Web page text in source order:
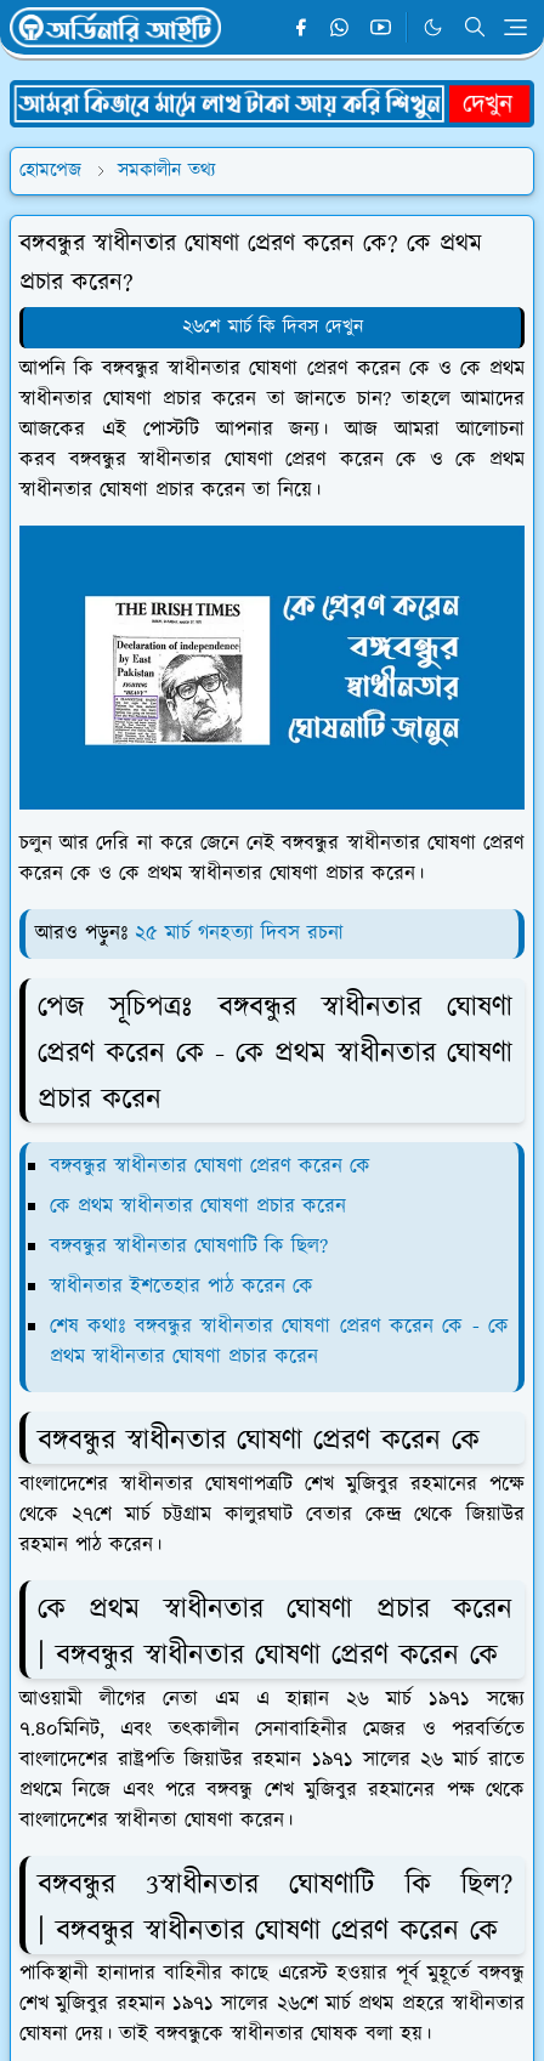
হোমপেজ সমকালীন তথ্য
বঙ্গবন্ধুর স্বাধীনতার ঘোষণা প্রেরণ করেন কে? কে প্রথম
প্রচার করেন?
২৬শে মার্চ কি দিবস দেখুন
আপনি কি বঙ্গবন্ধুর স্বাধীনতার ঘোষণা প্রেরণ করেন কে ও কে প্রথম
স্বাধীনতার ঘোষণা প্রচার করেন তা জানতে চান? তাহলে আমাদের
আজকের এই পোস্টটি আপনার জন্য। আজ আমরা আলোচনা
করব বঙ্গবন্ধুর স্বাধীনতার ঘোষণা প্রেরণ করেন কে ও কে প্রথম
স্বাধীনতার ঘোষণা প্রচার করেন তা নিয়ে।
চলুন আর দেরি না করে জেনে নেই বঙ্গবন্ধুর স্বাধীনতার ঘোষণা প্রেরণ
করেন কে ও কে প্রথম স্বাধীনতার ঘোষণা প্রচার করেন।
আরও পড়ুনঃ ২৫ মার্চ গনহত্যা দিবস রচনা
পেজ সূচিপত্রঃ বঙ্গবন্ধুর স্বাধীনতার ঘোষণা
প্রেরণ করেন কে - কে প্রথম স্বাধীনতার ঘোষণা
প্রচার করেন
বঙ্গবন্ধুর স্বাধীনতার ঘোষণা প্রেরণ করেন কে
কে প্রথম স্বাধীনতার ঘোষণা প্রচার করেন
বঙ্গবন্ধুর স্বাধীনতার ঘোষণাটি কি ছিল?
স্বাধীনতার ইশতেহার পাঠ করেন কে
শেষ কথাঃ বঙ্গবন্ধুর স্বাধীনতার ঘোষণা প্রেরণ করেন কে - কে
প্রথম স্বাধীনতার ঘোষণা প্রচার করেন
বঙ্গবন্ধুর স্বাধীনতার ঘোষণা প্রেরণ করেন কে
বাংলাদেশের স্বাধীনতার ঘোষণাপত্রটি শেখ মুজিবুর রহমানের পক্ষে
থেকে ২৭শে মার্চ চট্টগ্রাম কালুরঘাট বেতার কেন্দ্র থেকে জিয়াউর
রহমান পাঠ করেন।
কে প্রথম স্বাধীনতার ঘোষণা প্রচার করেন
| বঙ্গবন্ধুর স্বাধীনতার ঘোষণা প্রেরণ করেন কে
আওয়ামী লীগের নেতা এম এ হান্নান ২৬ মার্চ ১৯৭১ সন্ধ্যে
৭.৪০মিনিট, এবং তৎকালীন সেনাবাহিনীর মেজর ও পরবর্তিতে
বাংলাদেশের রাষ্ট্রপতি জিয়াউর রহমান ১৯৭১ সালের ২৬ মার্চ রাতে
প্রথমে নিজে এবং পরে বঙ্গবন্ধু শেখ মুজিবুর রহমানের পক্ষ থেকে
বাংলাদেশের স্বাধীনতা ঘোষণা করেন।
বঙ্গবন্ধুর 3স্বাধীনতার ঘোষণাটি কি ছিল?
| বঙ্গবন্ধুর স্বাধীনতার ঘোষণা প্রেরণ করেন কে
পাকিস্থানী হানাদার বাহিনীর কাছে এরেস্ট হওয়ার পূর্ব মুহূর্তে বঙ্গবন্ধু
শেখ মুজিবুর রহমান ১৯৭১ সালের ২৬শে মার্চ প্রথম প্রহরে স্বাধীনতার
ঘোষনা দেয়। তাই বঙ্গবন্ধুকে স্বাধীনতার ঘোষক বলা হয়।